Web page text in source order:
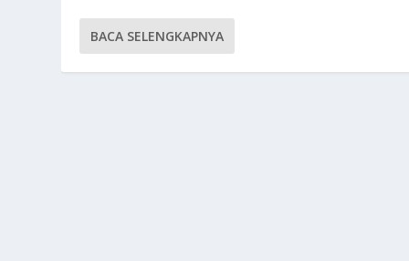
BACA SELENGKAPNYA